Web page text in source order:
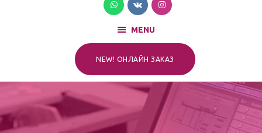
MENU
NEW! ОНЛАЙН ЗАКАЗ
Для клиентов